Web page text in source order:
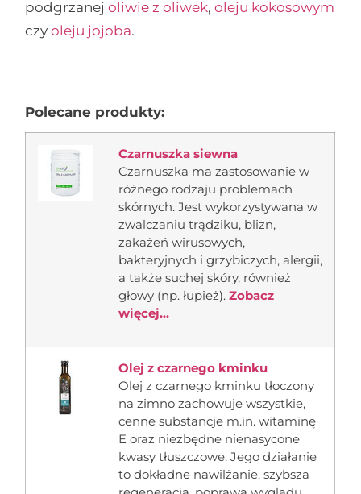
podgrzanejoliwie z oliwek,oleju kokosowym
czyoleju jojoba.
Polecane produkty:
Czarnuszka siewna
Czarnuszka ma zastosowanie w
różnego rodzaju problemach
skórnych. Jest wykorzystywana w
zwalczaniu trądziku, blizn,
zakażeń wirusowych,
bakteryjnych i grzybiczych, alergii,
a także suchej skóry, również
głowy (np. łupież).Zobacz
więcej...
Olej z czarnego kminku
Olej z czarnego kminku tłoczony
na zimno zachowuje wszystkie,
cenne substancje m.in. witaminę
E oraz niezbędne nienasycone
kwasy tłuszczowe. Jego działanie
to dokładne nawilżanie, szybsza